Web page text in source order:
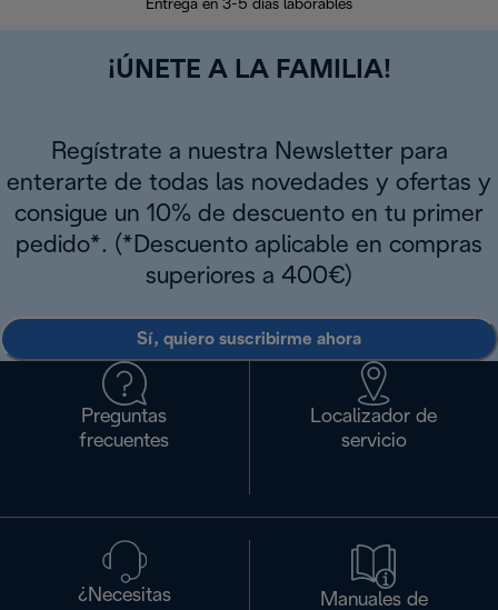
Entrega en 3-5 días laborables
¡ÚNETE A LA FAMILIA!
Regístrate a nuestra Newsletter para
enterarte de todas las novedades y ofertas y
consigue un 10% de descuento en tu primer
pedido*. (*Descuento aplicable en compras
superiores a 400€)
Sí, quiero suscribirme ahora
Preguntas
frecuentes
Localizador de
servicio
¿Necesitas Manuales de